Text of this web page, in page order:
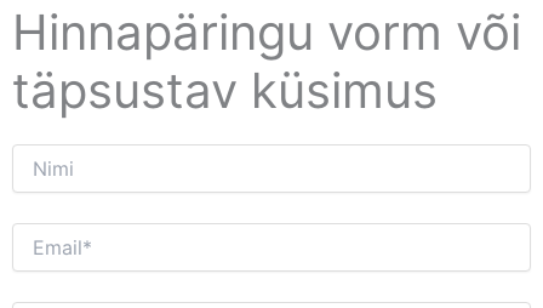
Hinnapäringu vorm või
täpsustav küsimus